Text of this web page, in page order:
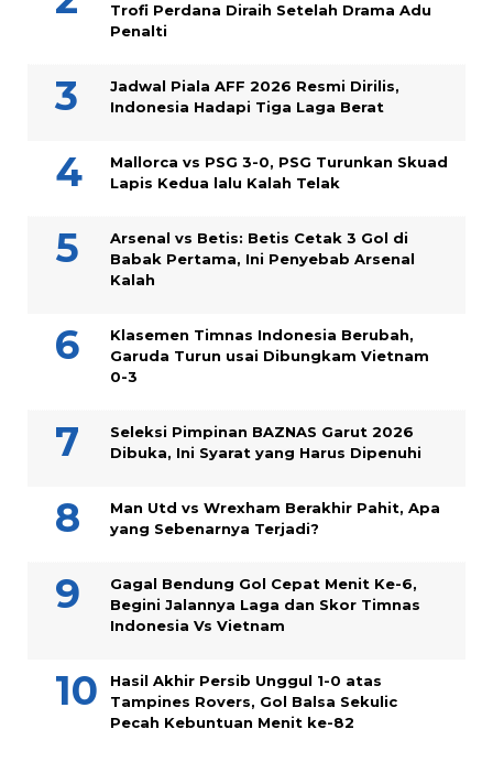
Trofi Perdana Diraih Setelah Drama Adu
Penalti
Jadwal Piala AFF 2026 Resmi Dirilis,
Indonesia Hadapi Tiga Laga Berat
Mallorca vs PSG 3-0, PSG Turunkan Skuad
Lapis Kedua lalu Kalah Telak
Arsenal vs Betis: Betis Cetak 3 Gol di
Babak Pertama, Ini Penyebab Arsenal
Kalah
Klasemen Timnas Indonesia Berubah,
Garuda Turun usai Dibungkam Vietnam
0-3
Seleksi Pimpinan BAZNAS Garut 2026
Dibuka, Ini Syarat yang Harus Dipenuhi
Man Utd vs Wrexham Berakhir Pahit, Apa
yang Sebenarnya Terjadi?
Gagal Bendung Gol Cepat Menit Ke-6,
Begini Jalannya Laga dan Skor Timnas
Indonesia Vs Vietnam
Hasil Akhir Persib Unggul 1-0 atas
Tampines Rovers, Gol Balsa Sekulic
Pecah Kebuntuan Menit ke-82